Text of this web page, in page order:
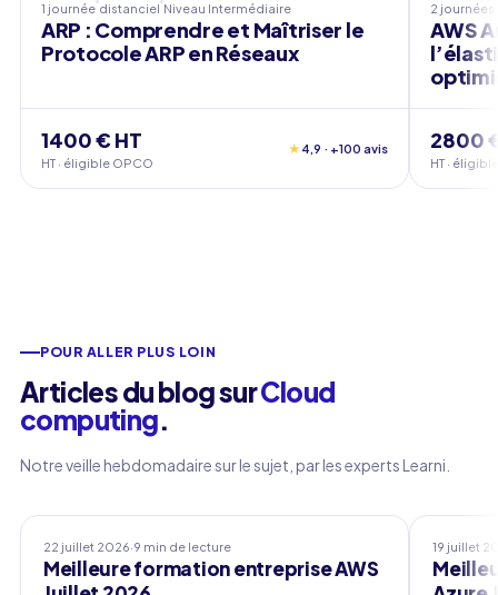
1 journée distanciel Niveau Intermédiaire
ARP : Comprendre et Maîtriser le
Protocole ARP en Réseaux
1400 € HT
HT · éligible OPCO
★ 4,9 · +100 avis
2 journées
AWS
2800
HT ·
POUR ALLER PLUS LOIN
Articles du blog surCloud
computing.
Notre veille hebdomadaire sur le sujet, par les experts Learni.
22 juillet 2026·9 min de lecture
Meilleure formation entreprise AWS
19 juillet